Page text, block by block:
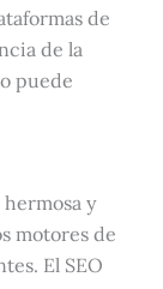
de
de la
puede
y
motores de
El SEO